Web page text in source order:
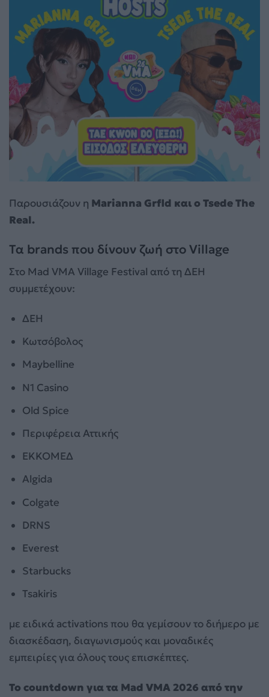
Παρουσιάζουν η Marianna Grfld και ο Tsede The
Real.
Τα brands που δίνουν ζωή στο Village
Στο Mad VMA Village Festival από τη ΔΕΗ
συμμετέχουν:
ΔΕΗ
Κωτσόβολος
Maybelline
N1 Casino
Old Spice
Περιφέρεια Αττικής
ΕΚΚΟΜΕΔ
Algida
Colgate
DRNS
Everest
Starbucks
Tsakiris
με ειδικά activations που θα γεμίσουν το διήμερο με
διασκέδαση, διαγωνισμούς και μοναδικές
εμπειρίες για όλους τους επισκέπτες.
Το countdown για τα Mad VMA 2026 από την